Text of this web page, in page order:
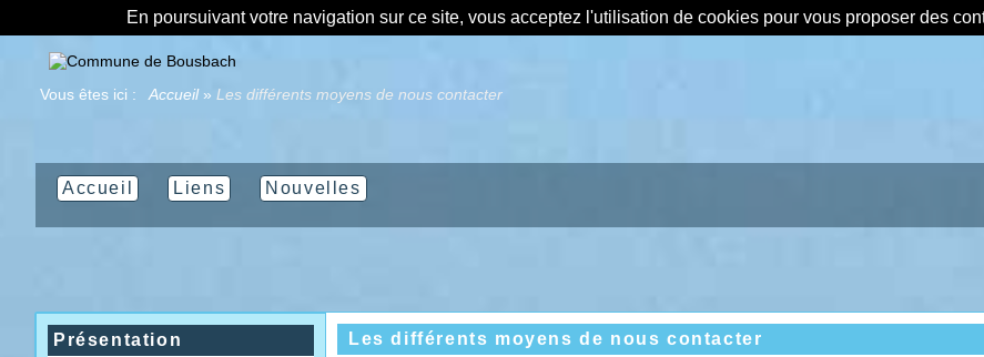
En poursuivant votre navigation sur ce site, vous acceptez l'utilisation de cookies pour vous proposer des
Vous êtes ici : Accueil » Les différents moyens de nous contacter
Accueil Liens Nouvelles
Présentation Les différents moyens de nous contacter